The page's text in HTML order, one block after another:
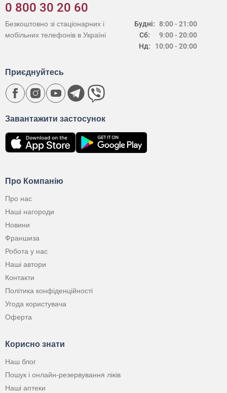
0 800 30 20 60
Будні:
Сб:
Нд:
8:00 - 21:00
9:00 - 20:00
10:00 - 20:00
Безкоштовно зі стаціонарних і
мобільних телефонів в Україні
Про Компанію
Про нас
Наші нагороди
Новини
Франшиза
Робота у нас
Наші автори
Контакти
Політика конфіденційності
Угода користувача
Оферта
Корисно знати
Наш блог
Пошук і онлайн-резервування ліків
Наші аптеки
Завантажити застосунок
Приєднуйтесь